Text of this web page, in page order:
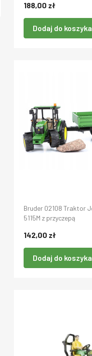
188,00 zł
Dodaj do koszyka
Bruder 02108 Traktor
5115M z przyczepą
142,00 zł
Dodaj do koszyka